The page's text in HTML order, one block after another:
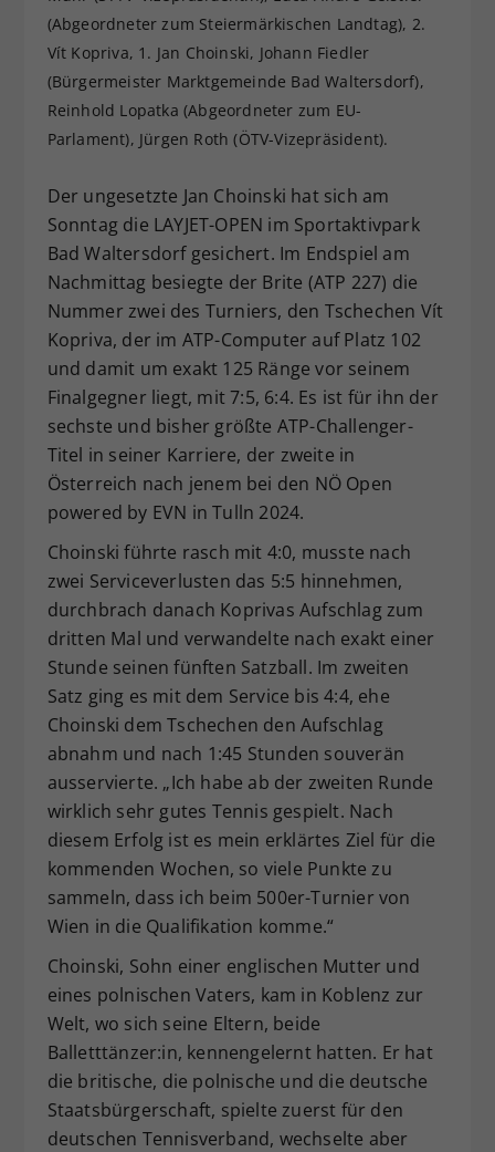
(Abgeordneter zum Steiermärkischen Landtag), 2.
Vít Kopriva, 1. Jan Choinski, Johann Fiedler
(Bürgermeister Marktgemeinde Bad Waltersdorf),
Reinhold Lopatka (Abgeordneter zum EU-
Parlament), Jürgen Roth (ÖTV-Vizepräsident).
Der ungesetzte Jan Choinski hat sich am
Sonntag die LAYJET-OPEN im Sportaktivpark
Bad Waltersdorf gesichert. Im Endspiel am
Nachmittag besiegte der Brite (ATP 227) die
Nummer zwei des Turniers, den Tschechen Vít
Kopriva, der im ATP-Computer auf Platz 102
und damit um exakt 125 Ränge vor seinem
Finalgegner liegt, mit 7:5, 6:4. Es ist für ihn der
sechste und bisher größte ATP-Challenger-
Titel in seiner Karriere, der zweite in
Österreich nach jenem bei den NÖ Open
powered by EVN in Tulln 2024.
Choinski führte rasch mit 4:0, musste nach
zwei Serviceverlusten das 5:5 hinnehmen,
durchbrach danach Koprivas Aufschlag zum
dritten Mal und verwandelte nach exakt einer
Stunde seinen fünften Satzball. Im zweiten
Satz ging es mit dem Service bis 4:4, ehe
Choinski dem Tschechen den Aufschlag
abnahm und nach 1:45 Stunden souverän
ausservierte. „Ich habe ab der zweiten Runde
wirklich sehr gutes Tennis gespielt. Nach
diesem Erfolg ist es mein erklärtes Ziel für die
kommenden Wochen, so viele Punkte zu
sammeln, dass ich beim 500er-Turnier von
Wien in die Qualifikation komme.“
Choinski, Sohn einer englischen Mutter und
eines polnischen Vaters, kam in Koblenz zur
Welt, wo sich seine Eltern, beide
Balletttänzer:in, kennengelernt hatten. Er hat
die britische, die polnische und die deutsche
Staatsbürgerschaft, spielte zuerst für den
deutschen Tennisverband, wechselte aber
Zweck
Dieser Wert speichert Ihre Consent-
Einstellungen. Unter anderem eine
zufällig generierte ID, für die
historische Speicherung Ihrer
vorgenommen Einstellungen, falls der
Webseiten-Betreiber dies eingestellt